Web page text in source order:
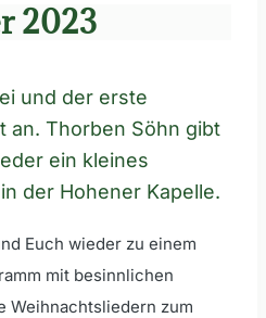
2023
und der erste
an. Thorben Söhn gibt
ein kleines
der Hohener Kapelle.
Euch wieder zu einem
mit besinnlichen
Weihnachtsliedern zum